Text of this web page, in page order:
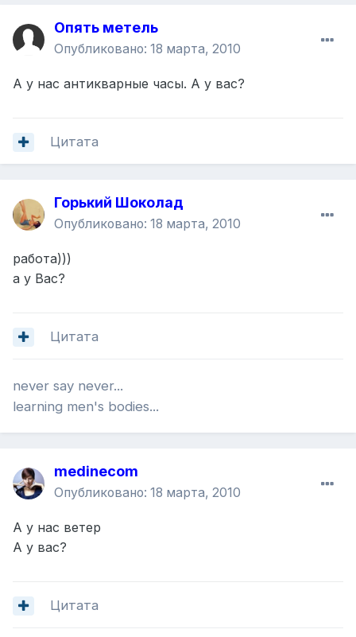
Опять метель
Опубликовано: 18 марта, 2010
А у нас антикварные часы. А у вас?
Цитата
Горький Шоколад
Опубликовано: 18 марта, 2010
работа)))
а у Вас?
Цитата
never say never...
learning men's bodies...
medinecom
Опубликовано: 18 марта, 2010
А у нас ветер
А у вас?
Цитата